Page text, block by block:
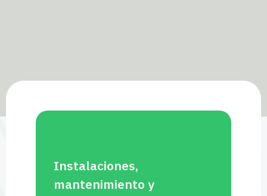
Instalaciones,
mantenimiento y